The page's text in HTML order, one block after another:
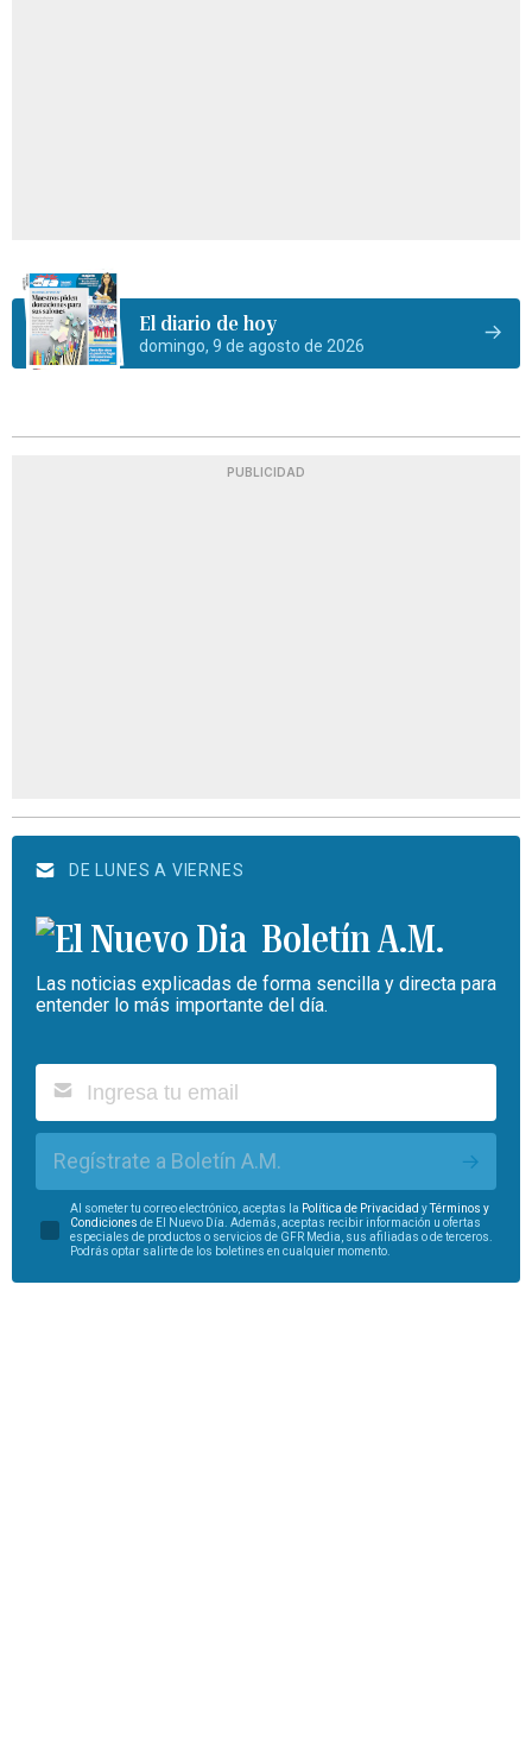
El diario de hoy
domingo, 9 de agosto de 2026
PUBLICIDAD
DE LUNES A VIERNES
Boletín A.M.
Las noticias explicadas de forma sencilla y directa para
entender lo más importante del día.
Regístrate a Boletín A.M.
Al someter tu correo electrónico, aceptas la Política de Privacidad yTérminos y
Condiciones de El Nuevo Día. Además, aceptas recibir información u ofertas
especiales de productos o servicios de GFR Media, sus afiliadas o de terceros.
Podrás optar salirte de los boletines en cualquier momento.